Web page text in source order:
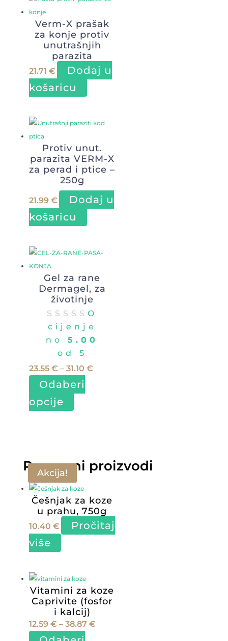
Verm-X prašak
za konje protiv
unutrašnjih
parazita
21.71 €
Dodaj u
košaricu
Protiv unut.
parazita VERM-X
za perad i ptice –
250g
21.99 €
Dodaj u
košaricu
Gel za rane
Dermagel, za
životinje
O
cijenje
no5.00
od 5
23.55 € – 31.10 €Raspon
Odaberi
opcije
proizvod
Opcije
mogu
odabrati
na
stranici
Povezani proizvodi
Češnjak za koze
u prahu, 750g
10.40 €
Pročitaj
više
Vitamini za koze
Caprivite (fosfor
i kalcij)
12.59 € – 38.87 €Raspon
Akcija!